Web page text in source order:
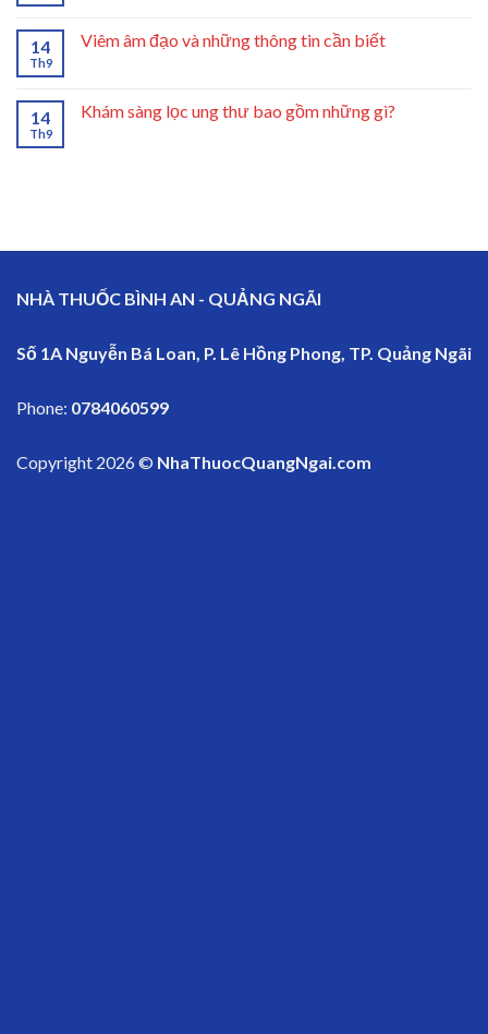
14
Th9
Viêm âm đạo và những thông tin cần biết
14
Th9
Khám sàng lọc ung thư bao gồm những gì?
NHÀ THUỐC BÌNH AN - QUẢNG NGÃI
Số 1A Nguyễn Bá Loan, P. Lê Hồng Phong, TP. Quảng Ngãi
Phone: 0784060599
Copyright 2026 © NhaThuocQuangNgai.com